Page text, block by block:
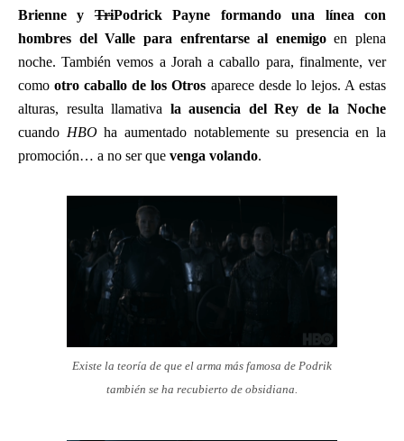
Brienne yTriPodrick Payne formando una línea con
hombres del Valle para enfrentarse al enemigoen plena
noche. También vemos a Jorah a caballo para, finalmente, ver
comootro caballo de los Otros aparece desde lo lejos. A estas
alturas, resulta llamativa la ausencia del Rey de la Noche
cuando HBOha aumentado notablemente su presencia en la
promoción… a no ser que venga volando.
Existe la teoría de que el arma más famosa de Podrik
también se ha recubierto de obsidiana.